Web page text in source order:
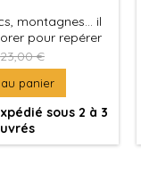
montagnes... il
pour repérer
pour étendre
23,00 €
panier
sous 2 à 3